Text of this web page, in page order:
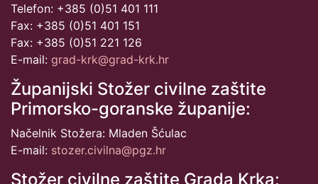
Telefon: +385 (0)51 401 111
Fax: +385 (0)51 401 151
Fax: +385 (0)51 221 126
E-mail: grad-krk@grad-krk.hr
Županijski Stožer civilne zaštite
Primorsko-goranske županije:
Načelnik Stožera: Mladen Šćulac
E-mail: stozer.civilna@pgz.hr
Stožer civilne zaštite Grada Krka: